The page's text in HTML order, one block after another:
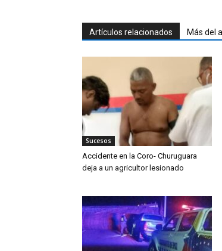
Artículos relacionados Más del
Sucesos
Accidente en la Coro- Churuguara
deja a un agricultor lesionado